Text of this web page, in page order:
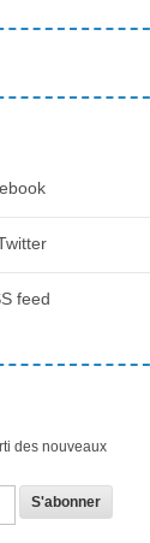
feed
des nouveaux